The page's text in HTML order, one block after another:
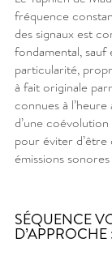
fréquence
des signaux est
fondamental,
particularité,
à fait originale
connues à
d’une
pour éviter
émissions
SÉQUENCE
D’APPROCHE